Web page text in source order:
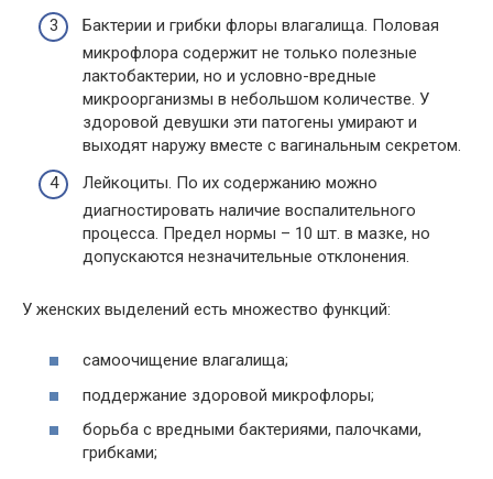
Бактерии и грибки флоры влагалища. Половая
микрофлора содержит не только полезные
лактобактерии, но и условно-вредные
микроорганизмы в небольшом количестве. У
здоровой девушки эти патогены умирают и
выходят наружу вместе с вагинальным секретом.
Лейкоциты. По их содержанию можно
диагностировать наличие воспалительного
процесса. Предел нормы – 10 шт. в мазке, но
допускаются незначительные отклонения.
У женских выделений есть множество функций:
самоочищение влагалища;
поддержание здоровой микрофлоры;
борьба с вредными бактериями, палочками,
грибками;